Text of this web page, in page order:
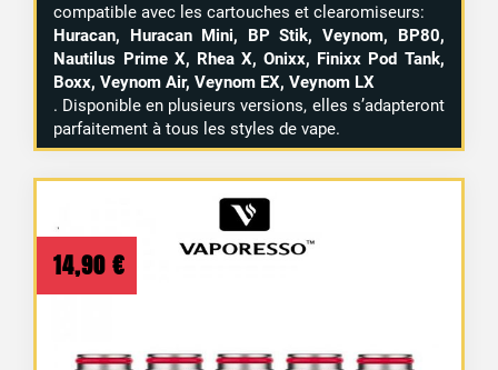
compatible avec les cartouches et clearomiseurs:
Huracan, Huracan Mini, BP Stik, Veynom, BP80,
Nautilus Prime X, Rhea X, Onixx, Finixx Pod Tank,
Boxx, Veynom Air, Veynom EX, Veynom LX
. Disponible en plusieurs versions, elles s’adapteront
parfaitement à tous les styles de vape.
14,90 €